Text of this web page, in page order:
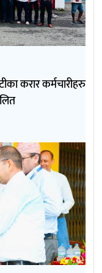
करार कर्मचारीहरु